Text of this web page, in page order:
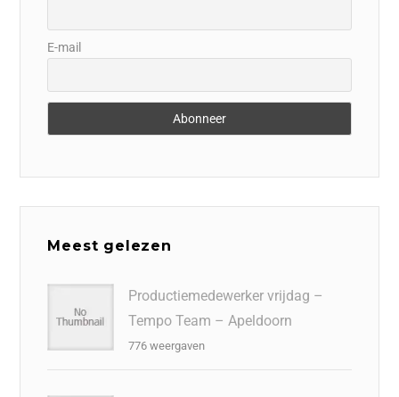
E-mail
Meest gelezen
Productiemedewerker vrijdag –
Tempo Team – Apeldoorn
776 weergaven